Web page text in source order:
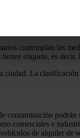
este sitio web se
publicidad y
se presentaron 71
contemplan las
etiqueta, es
ciudad. La
contaminación
comerciales e
de alquiler